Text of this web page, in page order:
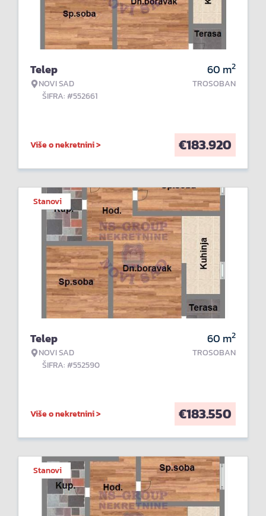
Telep
NOVI SAD
ŠIFRA: #552661
60 m2
TROSOBAN
Više o nekretnini > €183.920
Stanovi
Telep
NOVI SAD
ŠIFRA: #552590
60 m2
TROSOBAN
Više o nekretnini > €183.550
Stanovi